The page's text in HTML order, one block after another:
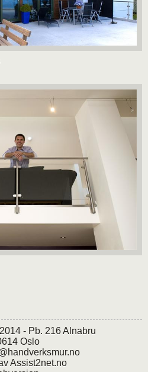
- Pb. 216 Alnabru
Oslo
Assist2net.no